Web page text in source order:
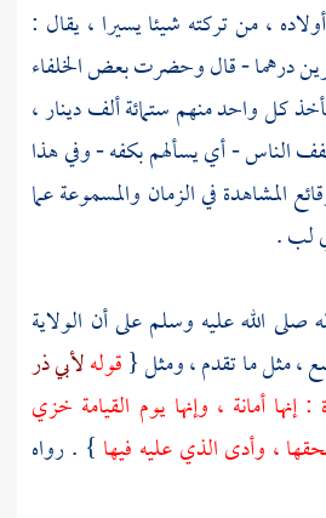
، من تركته شيئا يسيرا ، يقال :
درهما - قال وحضرت بعض الخلفاء
كل واحد منهم ستمائة ألف دينار ،
الناس - أي يسألهم بكفه - وفي هذا
المشاهدة في الزمان والمسموعة عما
لب .
الله عليه وسلم على أن الولاية
، مثل ما تقدم ، ومثل {قولهلأبي ذر
إنها أمانة ، وإنها يوم القيامة خزي
، وأدى الذي عليه فيها } . رواه